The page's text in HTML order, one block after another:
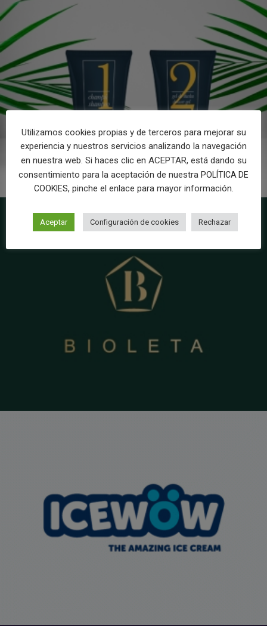
Utilizamos cookies propias y de terceros para mejorar su
experiencia y nuestros servicios analizando la navegación
en nuestra web. Si haces clic en ACEPTAR, está dando su
consentimiento para la aceptación de nuestra POLÍTICA DE
COOKIES, pinche el enlace para mayor información.
Aceptar Configuración de cookies Rechazar